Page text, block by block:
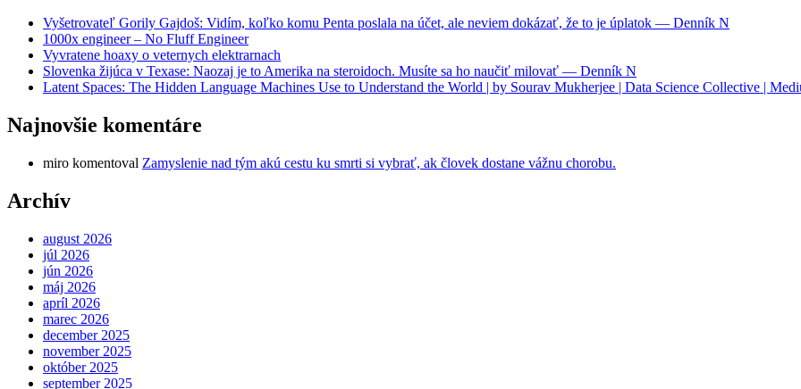
Vyšetrovateľ Gorily Gajdoš: Vidím, koľko komu Penta poslala na účet, ale neviem dokázať, že to je úplatok — Denník N
1000x engineer – No Fluff Engineer
Vyvratene hoaxy o veternych elektrarnach
Slovenka žijúca v Texase: Naozaj je to Amerika na steroidoch. Musíte sa ho naučiť milovať — Denník N
Latent Spaces: The Hidden Language Machines Use to Understand the World | by Sourav Mukherjee | Data Science Collective |
Najnovšie komentáre
miro komentoval Zamyslenie nad tým akú cestu ku smrti si vybrať, ak človek dostane vážnu chorobu.
Archív
august 2026
júl 2026
jún 2026
máj 2026
apríl 2026
marec 2026
december 2025
november 2025
október 2025
september 2025